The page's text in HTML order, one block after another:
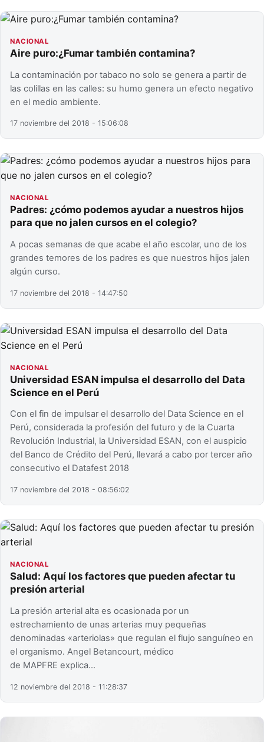
NACIONAL
Aire puro:¿Fumar también contamina?
La contaminación por tabaco no solo se genera a partir de
las colillas en las calles: su humo genera un efecto negativo
en el medio ambiente.
17 noviembre del 2018 - 15:06:08
NACIONAL
Padres: ¿cómo podemos ayudar a nuestros hijos
para que no jalen cursos en el colegio?
A pocas semanas de que acabe el año escolar, uno de los
grandes temores de los padres es que nuestros hijos jalen
algún curso.
17 noviembre del 2018 - 14:47:50
NACIONAL
Universidad ESAN impulsa el desarrollo del Data
Science en el Perú
Con el fin de impulsar el desarrollo del Data Science en el
Perú, considerada la profesión del futuro y de la Cuarta
Revolución Industrial, la Universidad ESAN, con el auspicio
del Banco de Crédito del Perú, llevará a cabo por tercer año
consecutivo el Datafest 2018
17 noviembre del 2018 - 08:56:02
NACIONAL
Salud: Aquí los factores que pueden afectar tu
presión arterial
La presión arterial alta es ocasionada por un
estrechamiento de unas arterias muy pequeñas
denominadas «arteriolas» que regulan el flujo sanguíneo en
el organismo. Angel Betancourt, médico
de MAPFRE explica…
12 noviembre del 2018 - 11:28:37